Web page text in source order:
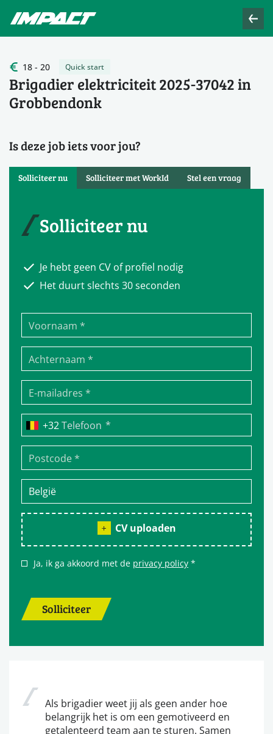
Brigadier elektriciteit 2025-37042 in
Grobbendonk
18 - 20 Quick start
Is deze job iets voor jou?
Solliciteer nu Solliciteer met WorkId Stel een vraag
Solliciteer nu
Je hebt geen CV of profiel nodig
Het duurt slechts 30 seconden
Telefoon *
CV uploaden
Ja, ik ga akkoord met de privacy policy *
Solliciteer
Als brigadier weet jij als geen ander hoe
belangrijk het is om een gemotiveerd en
getalenteerd team aan te sturen. Samen